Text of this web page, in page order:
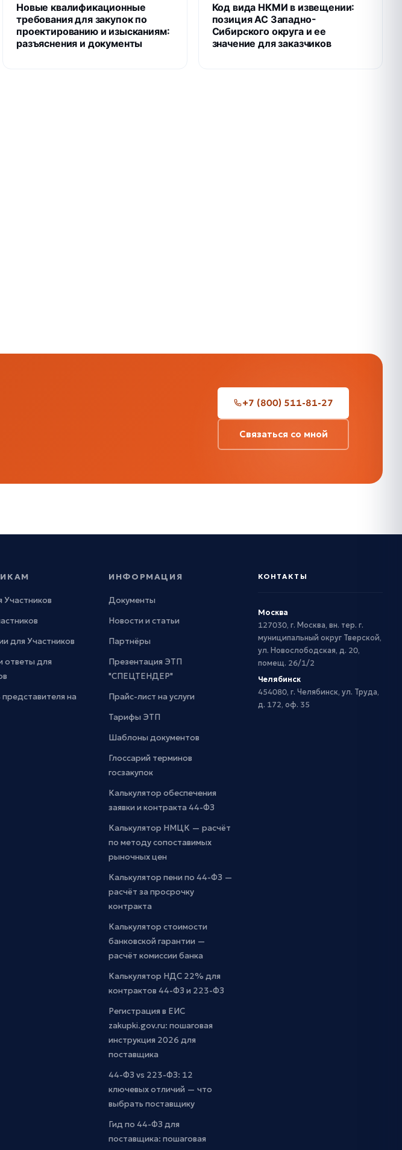
Новые квалификационные
требования для закупок по
проектированию и изысканиям:
разъяснения и документы
Код вида НКМИ в извещении:
позиция АС Западно-
Сибирского округа и ее
значение для заказчиков
+7 (800) 511-81-27
Связаться со мной
Участников
для Участников
ответы для
на
ИНФОРМАЦИЯ
Документы
Новости и статьи
Партнёры
Презентация ЭТП
"СПЕЦТЕНДЕР"
Прайс-лист на услуги
Тарифы ЭТП
Шаблоны документов
Глоссарий терминов
госзакупок
Калькулятор обеспечения
заявки и контракта 44-ФЗ
Калькулятор НМЦК — расчёт
по методу сопоставимых
рыночных цен
Калькулятор пени по 44-ФЗ —
расчёт за просрочку
контракта
Калькулятор стоимости
банковской гарантии —
расчёт комиссии банка
Калькулятор НДС 22% для
контрактов 44-ФЗ и 223-ФЗ
Регистрация в ЕИС
zakupki.gov.ru: пошаговая
инструкция 2026 для
поставщика
44-ФЗ vs 223-ФЗ: 12
ключевых отличий — что
выбрать поставщику
Гид по 44-ФЗ для
поставщика: пошаговая
КОНТАКТЫ
Москва
127030, г. Москва, вн. тер. г.
муниципальный округ Тверской,
ул. Новослободская, д. 20,
помещ. 26/1/2
Челябинск
454080, г. Челябинск, ул. Труда,
д. 172, оф. 35